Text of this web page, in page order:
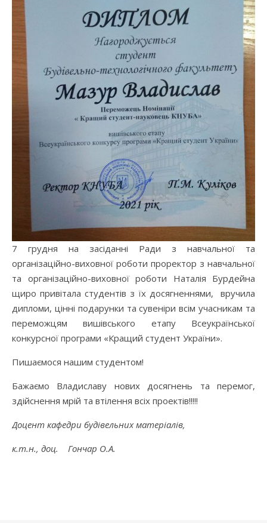
7 грудня на засіданні Ради з навчальної та
організаційно-виховної роботи проректор з навчальної
та організаційно-виховної роботи Наталія Бурдейна
щиро привітала студентів з їх досягненнями, вручила
дипломи, цінні подарунки та сувеніри всім учасникам та
переможцям вишівського етапу Всеукраїнської
конкурсної програми «Кращий студент України».
Пишаємося нашим студентом!
Бажаємо Владиславу нових досягнень та перемог,
здійснення мрій та втілення всіх проектів!!!!!
Доцент кафедри будівельних матеріалів,
к.т.н., доц. Гончар О.А.